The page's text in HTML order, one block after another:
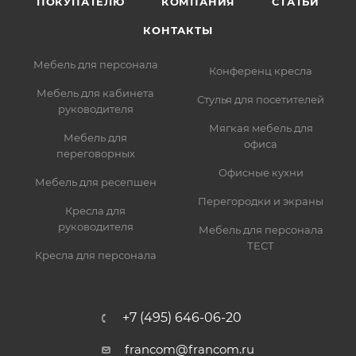
КОНТАКТЫ
Мебель для персонала
Мебель для кабинета
руководителя
Мебель для
переговорных
Мебель для ресепшен
Кресла для
руководителя
Кресла для персонала
Конференц кресла
Стулья для посетителей
Мягкая мебель для
офиса
Офисные кухни
Перегородки и экраны
Мебель для персонала
ТЕСТ
+7 (495) 646-06-20
francom@francom.ru